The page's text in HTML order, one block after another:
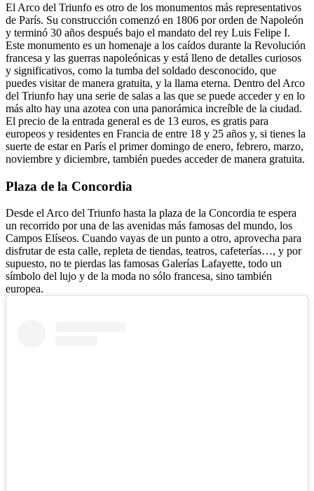
El Arco del Triunfo es otro de los monumentos más representativos
de París. Su construcción comenzó en 1806 por orden de Napoleón
y terminó 30 años después bajo el mandato del rey Luis Felipe I.
Este monumento es un homenaje a los caídos durante la Revolución
francesa y las guerras napoleónicas y está lleno de detalles curiosos
y significativos, como la tumba del soldado desconocido, que
puedes visitar de manera gratuita, y la llama eterna. Dentro del Arco
del Triunfo hay una serie de salas a las que se puede acceder y en lo
más alto hay una azotea con una panorámica increíble de la ciudad.
El precio de la entrada general es de 13 euros, es gratis para
europeos y residentes en Francia de entre 18 y 25 años y, si tienes la
suerte de estar en París el primer domingo de enero, febrero, marzo,
noviembre y diciembre, también puedes acceder de manera gratuita.
Plaza de la Concordia
Desde el Arco del Triunfo hasta la plaza de la Concordia te espera
un recorrido por una de las avenidas más famosas del mundo, los
Campos Elíseos. Cuando vayas de un punto a otro, aprovecha para
disfrutar de esta calle, repleta de tiendas, teatros, cafeterías…, y por
supuesto, no te pierdas las famosas Galerías Lafayette, todo un
símbolo del lujo y de la moda no sólo francesa, sino también
europea.